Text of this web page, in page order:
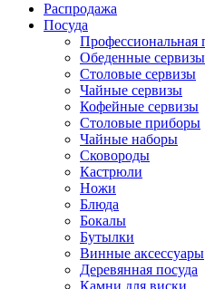
Распродажа
Посуда
Профессиональная
Обеденные сервизы
Столовые сервизы
Чайные сервизы
Кофейные сервизы
Столовые приборы
Чайные наборы
Сковороды
Кастрюли
Ножи
Блюда
Бокалы
Бутылки
Винные аксессуары
Деревянная посуда
Камни для виски